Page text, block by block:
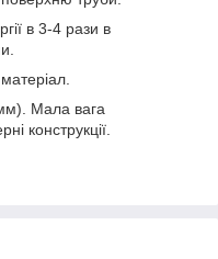
в 3-4 рази в
Мала вага
конструкції.